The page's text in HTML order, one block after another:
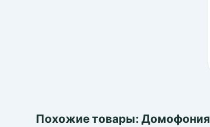
Похожие товары: Домофония